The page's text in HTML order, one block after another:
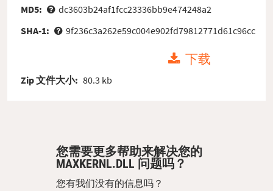
MD5:
dc3603b24af1fcc23336bb9e474248a2
SHA-1:
9f236c3a262e59c004e902fd79812771d61c96cc
下载
Zip 文件大小: 80.3 kb
您需要更多帮助来解决您的
MAXKERNL.DLL 问题吗？
您有我们没有的信息吗？